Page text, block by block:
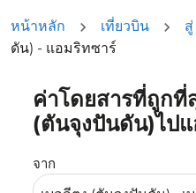
หน้าหลัก เที่ยวบิน สู่
ดัน) - แอมริทซาร์
ค่าโดยสารที่ถูกที่
(ตันจุงปันดัน)ไป
จาก
ลองอัปเดตเส้นทางของคุ